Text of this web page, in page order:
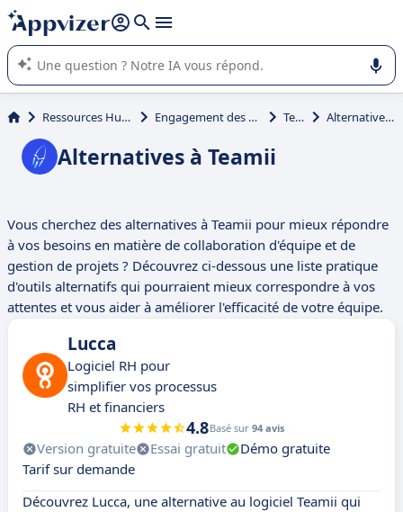
répondre (plusieurs lignes avec
L'IA de Appvizer vous guide dans l'utilisation ou la sélection de
logiciel SaaS en entreprise.
Ressources Humaines (RH) Engagement des collaborateurs Teamii Alternatives à Teamii
Alternatives à Teamii
Vous cherchez des alternatives à Teamii pour mieux répondre
à vos besoins en matière de collaboration d'équipe et de
gestion de projets ? Découvrez ci-dessous une liste pratique
d'outils alternatifs qui pourraient mieux correspondre à vos
attentes et vous aider à améliorer l'efficacité de votre équipe.
Lucca
Logiciel RH pour
simplifier vos processus
RH et financiers
4.8Basé sur 94 avis
Version gratuite Essai gratuit
Démo gratuite
Tarif sur demande
Découvrez Lucca, une alternative au logiciel Teamii qui